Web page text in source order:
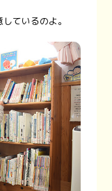
ているのよ。